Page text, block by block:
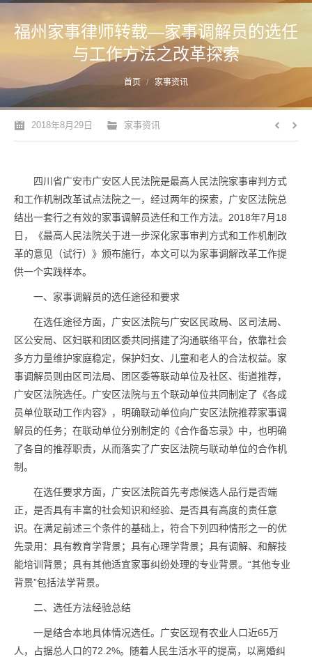
福州家事律师转载—家事调解员的选任
与工作方法之改革探索
您的位置： 首页 家事资讯
2018年8月29日 家事资讯
四川省广安市广安区人民法院是最高人民法院家事审判方式
和工作机制改革试点法院之一，经过两年的探索，广安区法院总
结出一套行之有效的家事调解员选任和工作方法。2018年7月18
日，《最高人民法院关于进一步深化家事审判方式和工作机制改
革的意见（试行）》颁布施行，本文可以为家事调解改革工作提
供一个实践样本。
一、家事调解员的选任途径和要求
在选任途径方面，广安区法院与广安区民政局、区司法局、
区公安局、区妇联和团区委共同搭建了沟通联络平台，依靠社会
多方力量维护家庭稳定，保护妇女、儿童和老人的合法权益。家
事调解员则由区司法局、团区委等联动单位及社区、街道推荐，
广安区法院选任。广安区法院与五个联动单位共同制定了《各成
员单位联动工作内容》，明确联动单位向广安区法院推荐家事调
解员的任务；在联动单位分别制定的《合作备忘录》中，也明确
了各自的推荐职责，从而落实了广安区法院与联动单位的合作机
制。
在选任要求方面，广安区法院首先考虑候选人品行是否端
正，是否具有丰富的社会知识和经验、是否具有高度的责任意
识。在满足前述三个条件的基础上，符合下列四种情形之一的优
先录用：具有教育学背景；具有心理学背景；具有调解、和解技
能培训背景；具有其他适宜家事纠纷处理的专业背景。“其他专业
背景”包括法学背景。
二、选任方法经验总结
一是结合本地具体情况选任。广安区现有农业人口近65万
人，占据总人口的72.2%。随着人民生活水平的提高，以离婚纠